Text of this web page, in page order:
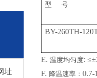
址
型 号
BY-260TH-
E.温度均匀度:
F.降温速率：